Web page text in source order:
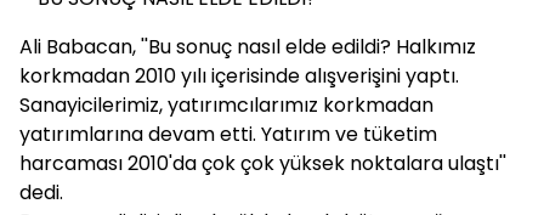
Ali Babacan, ''Bu sonuç nasıl elde edildi? Halkımız
korkmadan 2010 yılı içerisinde alışverişini yaptı.
Sanayicilerimiz, yatırımcılarımız korkmadan
yatırımlarına devam etti. Yatırım ve tüketim
harcaması 2010'da çok çok yüksek noktalara ulaştı''
dedi.